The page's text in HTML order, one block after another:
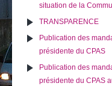
situation de la
TRANSPARENCE
Publication des
présidente du CPAS
Publication des
présidente du CPAS